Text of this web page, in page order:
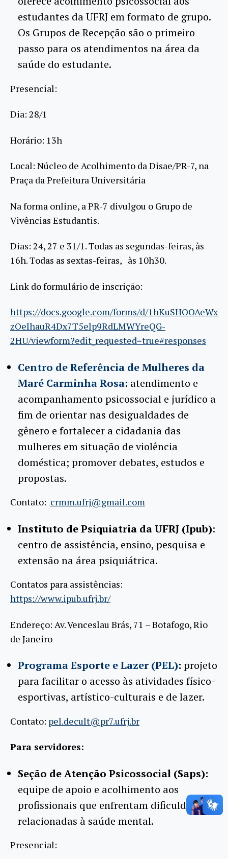
estudantes da UFRJ em formato de grupo.
Os Grupos de Recepção são o primeiro
passo para os atendimentos na área da
saúde do estudante.
Presencial:
Dia: 28/1
Horário: 13h
Local: Núcleo de Acolhimento da Disae/PR-7, na
Praça da Prefeitura Universitária
Na forma online, a PR-7 divulgou o Grupo de
Vivências Estudantis.
Dias: 24, 27 e 31/1. Todas as segundas-feiras, às
16h. Todas as sextas-feiras, às 10h30.
Link do formulário de inscrição:
https://docs.google.com/forms/d/1hKuSHOOAeWx
zOeIhauR4Dx7T5elp9RdLMWYreQG-
2HU/viewform?edit_requested=true#responses
Centro de Referência de Mulheres da
Maré Carminha Rosa: atendimento e
acompanhamento psicossocial e jurídico a
fim de orientar nas desigualdades de
gênero e fortalecer a cidadania das
mulheres em situação de violência
doméstica; promover debates, estudos e
propostas.
Contato: crmm.ufrj@gmail.com
Instituto de Psiquiatria da UFRJ (Ipub):
centro de assistência, ensino, pesquisa e
extensão na área psiquiátrica.
Contatos para assistências:
https://www.ipub.ufrj.br/
Endereço: Av. Venceslau Brás, 71 – Botafogo, Rio
de Janeiro
Programa Esporte e Lazer (PEL): projeto
para facilitar o acesso às atividades físico-
esportivas, artístico-culturais e de lazer.
Contato: pel.decult@pr7.ufrj.br
Para servidores:
Seção de Atenção Psicossocial (Saps):
equipe de apoio e acolhimento aos
profissionais que enfrentam dificuldades
relacionadas à saúde mental.
Presencial: